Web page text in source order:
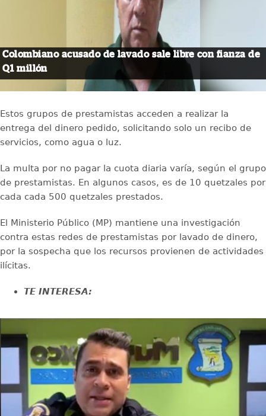
Colombiano acusado de lavado sale libre con fianza de
Q1 millón
Estos grupos de prestamistas acceden a realizar la
entrega del dinero pedido, solicitando solo un recibo de
servicios, como agua o luz.
La multa por no pagar la cuota diaria varía, según el grupo
de prestamistas. En algunos casos, es de 10 quetzales por
cada cada 500 quetzales prestados.
El Ministerio Público (MP) mantiene una investigación
contra estas redes de prestamistas por lavado de dinero,
por la sospecha que los recursos provienen de actividades
ilícitas.
TE INTERESA: